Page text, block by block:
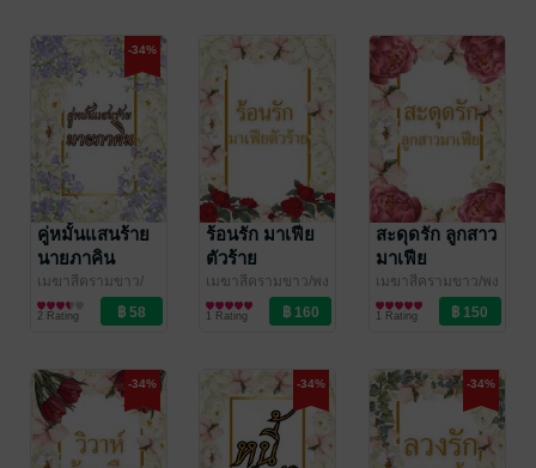
-34%
คู่หมั้นแสนร้าย
นายภาคิน
เมฆาสีครามขาว/
นงพะงา
/ เมฆสี
ครามขาว
นิยายรัก
2 Rating
ร้อนรัก มาเฟีย
ตัวร้าย
เมฆาสีครามขาว/พง
พะงา/ เมฆสีคราม
ขาว
นิยายโรมานซ์
1 Rating
สะดุดรัก ลูกสาว
มาเฟีย
เมฆาสีครามขาว/พง
พะงา/ เมฆสีคราม
ขาว
นิยายรัก
1 Rating
-34% -34% -34%